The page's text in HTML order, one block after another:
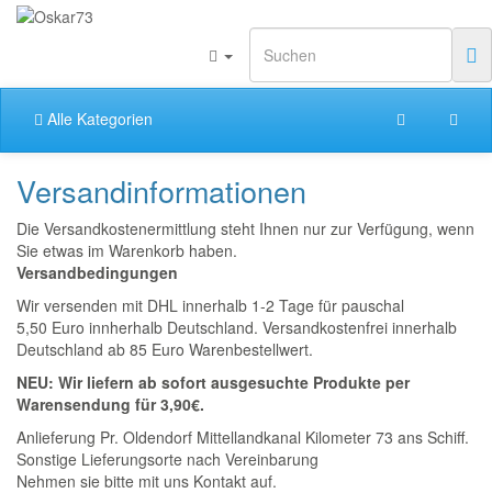
Alle Kategorien
Versandinformationen
Die Versandkostenermittlung steht Ihnen nur zur Verfügung, wenn
Sie etwas im Warenkorb haben.
Versandbedingungen
Wir versenden mit DHL innerhalb 1-2 Tage für pauschal
5,50 Euro innherhalb Deutschland. Versandkostenfrei innerhalb
Deutschland ab 85 Euro Warenbestellwert.
NEU: Wir liefern ab sofort ausgesuchte Produkte per
Warensendung für 3,90€.
Anlieferung Pr. Oldendorf Mittellandkanal Kilometer 73 ans Schiff.
Sonstige Lieferungsorte nach Vereinbarung
Nehmen sie bitte mit uns Kontakt auf.